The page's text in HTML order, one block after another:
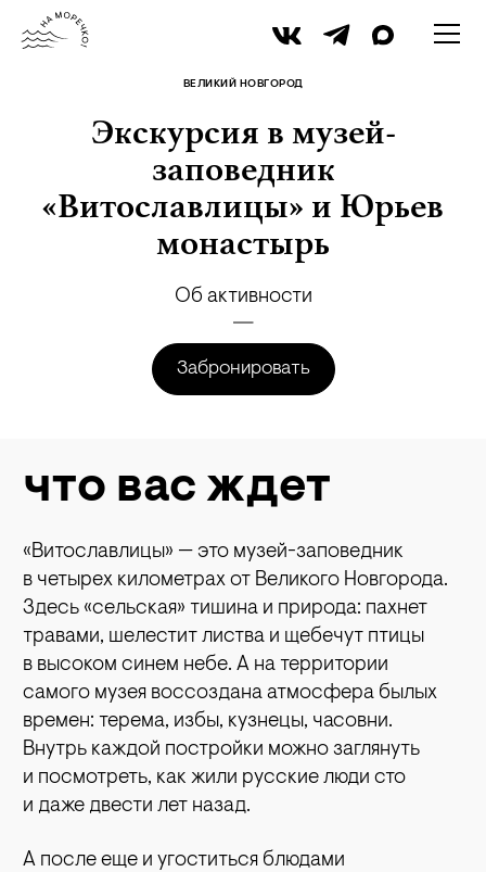
ВЕЛИКИЙ НОВГОРОД
Экскурсия в музей-
заповедник
«Витославлицы» и Юрьев
монастырь
Об активности
Забронировать
что вас ждет
«Витославлицы» — это музей-заповедник
в четырех километрах от Великого Новгорода.
Здесь «сельская» тишина и природа: пахнет
травами, шелестит листва и щебечут птицы
в высоком синем небе. А на территории
самого музея воссоздана атмосфера былых
времен: терема, избы, кузнецы, часовни.
Внутрь каждой постройки можно заглянуть
и посмотреть, как жили русские люди сто
и даже двести лет назад.
А после еще и угоститься блюдами